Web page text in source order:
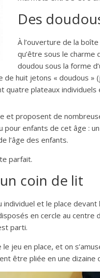
Des
À l’ouverture de la
qu’être sous le charme
doudou sous la forme
huit jetons « doudous
quatre plateaux
et proposent de
pour enfants de cet âge :
l’âge des enfants.
parfait.
coin de lit
et le place
en cercle au
parti.
jeu en place, et on
être pliée en une dizaine